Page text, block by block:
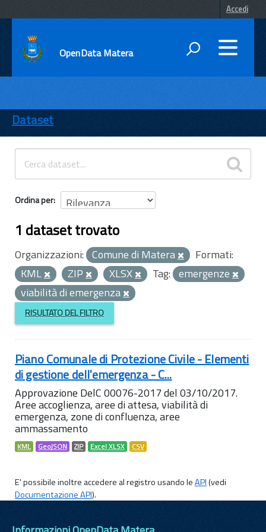
Accedi
OpenData Matera
ENTI
TEMI
INFORMAZIONI
Dataset
Ordina per
1 dataset trovato
Organizzazioni: Comune di Matera
Formati:
KML
ZIP XLSX Tag: emergenze
viabilità di emergenza
RISULTATO DEL FILTRO
Piano Comunale di Protezione Civile - Elementi
di gestione dell'emergenza - C...
Approvazione DelC 00076-2017 del 03/10/2017.
Aree accoglienza, aree di attesa, viabilità di
emergenza, zone di confluenza, aree
ammassamento
KML GeoJSON ZIP Excel XLSX CSV
E' possibile inoltre accedere al registro usando leAPI(vedi
Documentazione API).